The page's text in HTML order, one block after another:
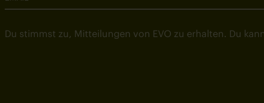
Du stimmst zu, Mitteilungen von EVO zu erhalten. Du